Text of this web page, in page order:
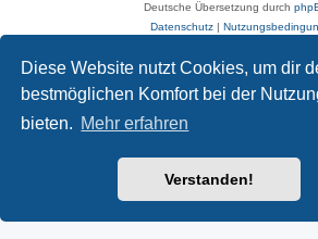
Diese Website nutzt Cookies, um dir
bestmöglichen Komfort bei der
bieten. Mehr erfahren
Verstanden!
Deutsche Übersetzung durch
Datenschutz|